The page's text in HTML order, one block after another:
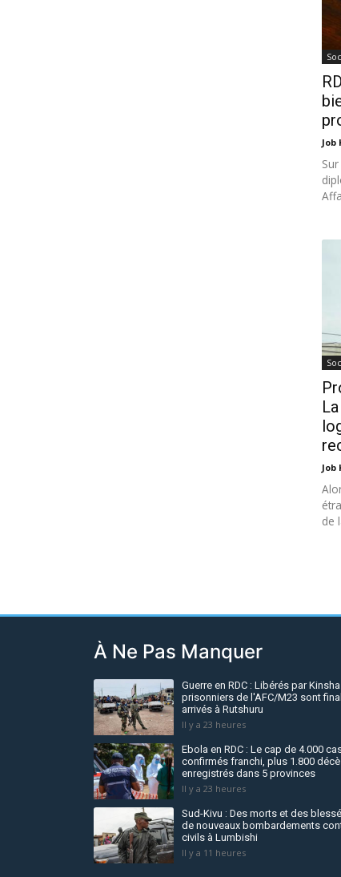
Job
Job
de
À Ne Pas Manquer
Guerre en RDC : Libérés par
prisonniers de l'AFC/M23 sont
arrivés à Rutshuru
Il y a 23 heures
Ebola en RDC : Le cap de 4.000
confirmés franchi, plus 1.800
enregistrés dans 5 provinces
Il y a 23 heures
Sud-Kivu : Des morts et des
de nouveaux bombardements
civils à Lumbishi
Il y a 11 heures